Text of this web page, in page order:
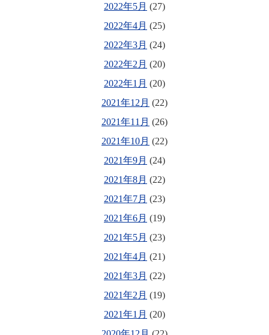
2022年5月 (27)
2022年4月 (25)
2022年3月 (24)
2022年2月 (20)
2022年1月 (20)
2021年12月 (22)
2021年11月 (26)
2021年10月 (22)
2021年9月 (24)
2021年8月 (22)
2021年7月 (23)
2021年6月 (19)
2021年5月 (23)
2021年4月 (21)
2021年3月 (22)
2021年2月 (19)
2021年1月 (20)